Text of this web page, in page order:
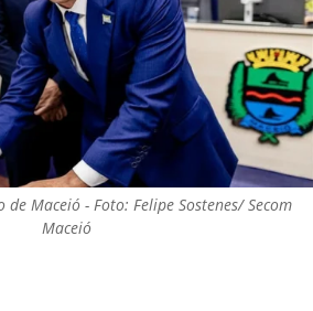
Maceió - Foto: Felipe Sostenes/ Secom
Maceió